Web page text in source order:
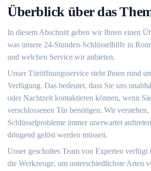
Überblick über das
In diesem Abschnitt geben wir Ihnen einen
was unsere 24-Stunden-Schlüsselhilfe in
und welchen Service wir anbieten.
Unser Türöffnungsservice steht Ihnen rund
Verfügung.​ Das bedeutet, dass Sie uns
oder Nachtzeit kontaktieren können, wenn
verschlossenen Tür benötigen.​ Wir verstehen,
Schlüsselprobleme immer unerwartet
dringend gelöst werden müssen.​
Unser geschultes Team von Experten verfügt
die Werkzeuge, um unterschiedlichste Arten